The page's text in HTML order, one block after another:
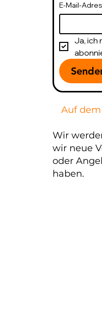
E-Mail-
Ja, ich
Auf
Wir
wir neue
oder
haben.